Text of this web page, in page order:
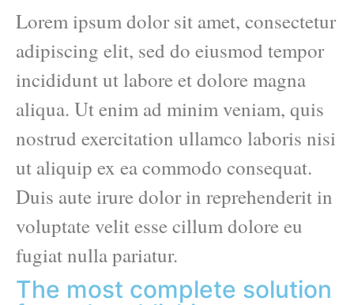
Lorem ipsum dolor sit amet, consectetur
adipiscing elit, sed do eiusmod tempor
incididunt ut labore et dolore magna
aliqua. Ut enim ad minim veniam, quis
nostrud exercitation ullamco laboris nisi
ut aliquip ex ea commodo consequat.
Duis aute irure dolor in reprehenderit in
voluptate velit esse cillum dolore eu
fugiat nulla pariatur.
The most complete solution